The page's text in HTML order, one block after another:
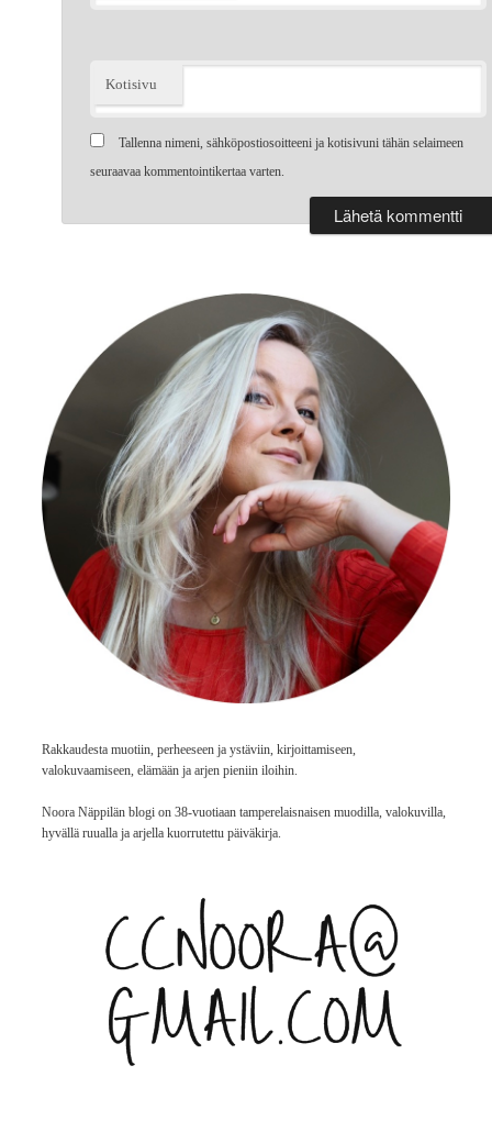
Kotisivu
Tallenna nimeni, sähköpostiosoitteeni ja kotisivuni tähän selaimeen
seuraavaa kommentointikertaa varten.
Rakkaudesta muotiin, perheeseen ja ystäviin, kirjoittamiseen,
valokuvaamiseen, elämään ja arjen pieniin iloihin.
Noora Näppilän blogi on 38-vuotiaan tamperelaisnaisen muodilla, valokuvilla,
hyvällä ruualla ja arjella kuorrutettu päiväkirja.